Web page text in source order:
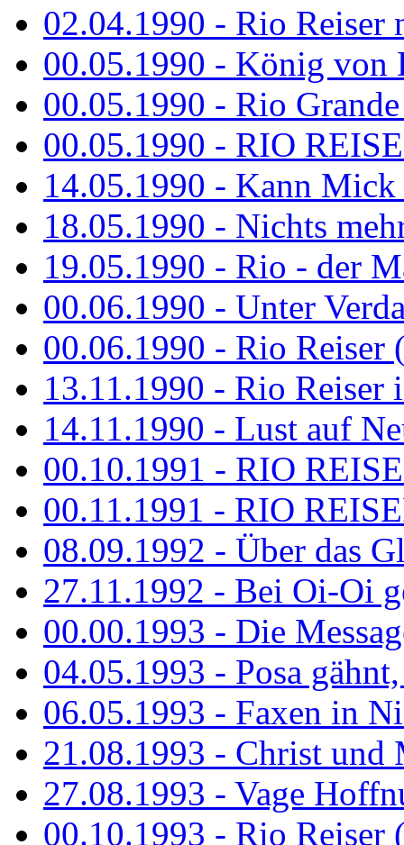
02.04.1990 - Rio
00.05.1990 - König von
00.05.1990 - Rio
00.05.1990 - RIO
14.05.1990 - Kann Mick
18.05.1990 - Nichts
19.05.1990 - Rio - der
00.06.1990 - Unter
00.06.1990 - Rio Reiser
13.11.1990 - Rio Reiser
14.11.1990 - Lust auf
00.10.1991 - RIO
00.11.1991 - RIO
08.09.1992 - Über das
27.11.1992 - Bei Oi-Oi
00.00.1993 - Die
04.05.1993 - Posa
06.05.1993 - Faxen in
21.08.1993 - Christ und
27.08.1993 - Vage
00.10.1993 - Rio Reiser